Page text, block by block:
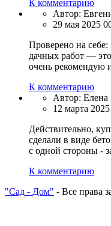
К комментарию
Автор:
29 мая 2025
Проверено на себе:
дачных работ —
очень рекомендую
К комментарию
Автор: Елена
12 марта
Действительно,
сделали в виде
с одной стороны -
К комментарию
"Сад - Дом" - Все права